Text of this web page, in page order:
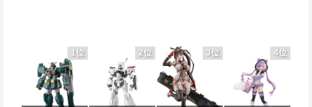
1位 2位 3位 4位